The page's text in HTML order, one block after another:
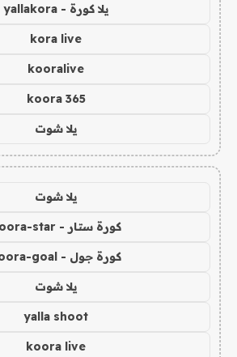
يلا كورة - yallakora
kora live
kooralive
koora 365
يلا شوت
يلا شوت
كورة ستار - koora-star
كورة جول - koora-goal
يلا شوت
yalla shoot
koora live